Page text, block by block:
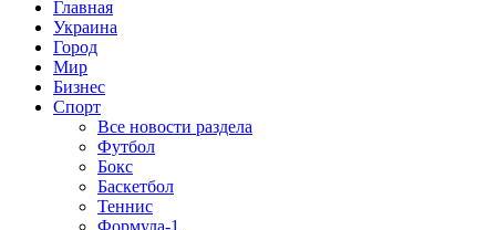
Главная
Украина
Город
Мир
Бизнес
Спорт
Все новости раздела
Футбол
Бокс
Баскетбол
Теннис
Формула-1